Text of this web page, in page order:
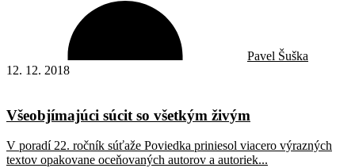
Pavel Šuška
12. 12. 2018
Všeobjímajúci súcit so všetkým živým
V poradí 22. ročník súťaže Poviedka priniesol viacero výrazných
textov opakovane oceňovaných autorov a autoriek...